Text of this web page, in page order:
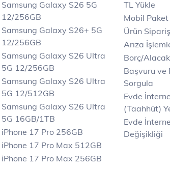
Samsung Galaxy S26 5G
12/256GB
Samsung Galaxy S26+ 5G
12/256GB
Samsung Galaxy S26 Ultra
5G 12/256GB
Samsung Galaxy S26 Ultra
5G 12/512GB
Samsung Galaxy S26 Ultra
5G 16GB/1TB
iPhone 17 Pro 256GB
iPhone 17 Pro Max 512GB
iPhone 17 Pro Max 256GB
TL Yükle
Mobil
Ürün
Arıza
Borç/
Başvuru ve
Sorgula
Evde
(Taahhüt)
Evde
Değişikliği